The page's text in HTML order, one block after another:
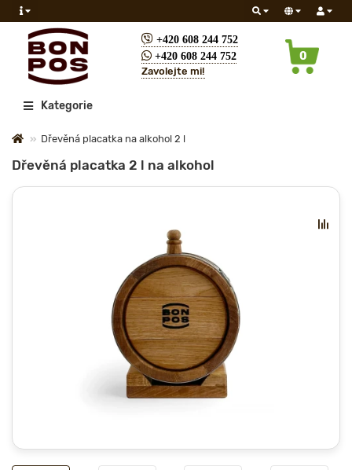
+420 608 244 752
+420 608 244 752
Zavolejte mi!
0
VšechnyKategorie
Dřevěná placatka na alkohol 2 l
Dřevěná placatka 2 l na alkohol